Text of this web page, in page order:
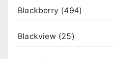
Blackberry (494)
Blackview(25)